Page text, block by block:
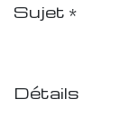
Sujet *
Détails